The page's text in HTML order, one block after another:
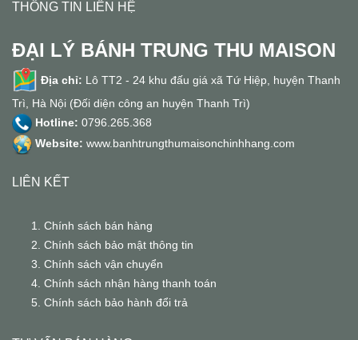
THÔNG TIN LIÊN HỆ
ĐẠI LÝ BÁNH TRUNG THU MAISON
Địa chỉ: Lô TT2 - 24 khu đấu giá xã Tứ Hiệp, huyện Thanh
Trì, Hà Nội (Đối diện công an huyện Thanh Trì)
Hotline: 0796.265.368
Website: www.banhtrungthumaisonchinhhang.com
LIÊN KẾT
Chính sách bán hàng
Chính sách bảo mật thông tin
Chính sách vận chuyển
Chính sách nhận hàng thanh toán
Chính sách bảo hành đổi trả